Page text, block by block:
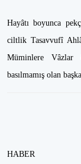
Hayâtı boyunca
ciltlik Tasavvufî
Müminlere Vâzlar
basılmamış olan
HABER